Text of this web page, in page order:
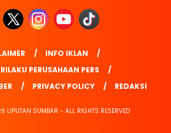
INFO IKLAN
PERUSAHAAN PERS
PRIVACY POLICY REDAKSI
LIPUTAN SUMBAR - ALL RIGHTS RESERVED